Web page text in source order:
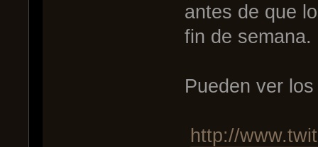
antes de que
fin de semana.
Pueden ver
http://